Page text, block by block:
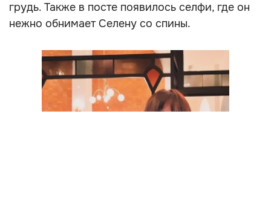
грудь. Также в посте появилось селфи, где он
нежно обнимает Селену со спины.